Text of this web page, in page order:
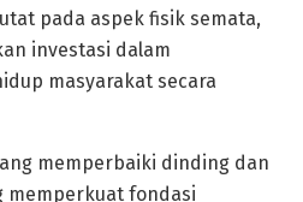
pada aspek fisik semata,
investasi dalam
masyarakat secara
memperbaiki dinding dan
memperkuat fondasi